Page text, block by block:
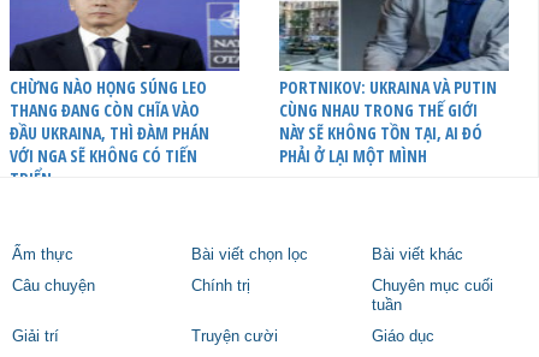
CHỪNG NÀO HỌNG SÚNG LEO
THANG ĐANG CÒN CHĨA VÀO
ĐẦU UKRAINA, THÌ ĐÀM PHÁN
VỚI NGA SẼ KHÔNG CÓ TIẾN
TRIỂN
PORTNIKOV: UKRAINA VÀ PUTIN
CÙNG NHAU TRONG THẾ GIỚI
NÀY SẼ KHÔNG TỒN TẠI, AI ĐÓ
PHẢI Ở LẠI MỘT MÌNH
Ẩm thực Bài viết chọn lọc
Bài viết khác
Câu chuyện
Chính trị
Chuyên mục cuối
tuần
Giải trí
Truyện cười
Giáo dục